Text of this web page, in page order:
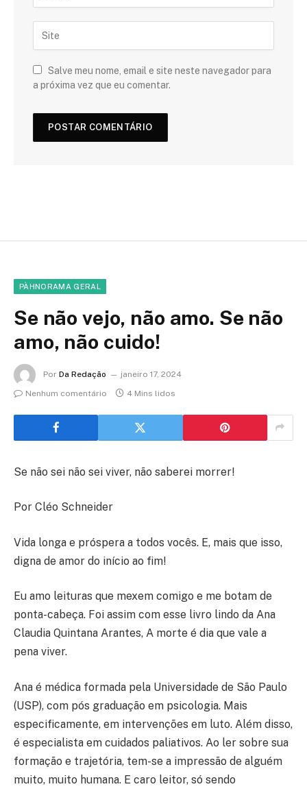
Salve meu nome, email e site neste navegador para
a próxima vez que eu comentar.
PÀHNORAMA GERAL
Se não vejo, não amo. Se não
amo, não cuido!
Por Da Redação
janeiro 17, 2024
Nenhum comentário
4 Mins lidos
Se não sei não sei viver, não saberei morrer!
Por Cléo Schneider
Vida longa e próspera a todos vocês. E, mais que isso,
digna de amor do início ao fim!
Eu amo leituras que mexem comigo e me botam de
ponta-cabeça. Foi assim com esse livro lindo da Ana
Claudia Quintana Arantes, A morte é dia que vale a
pena viver.
Ana é médica formada pela Universidade de São Paulo
(USP), com pós graduação em psicologia. Mais
especificamente, em intervenções em luto. Além disso,
é especialista em cuidados paliativos. Ao ler sobre sua
formação e trajetória, tem-se a impressão de alguém
muito, muito humana. E caro leitor, só sendo